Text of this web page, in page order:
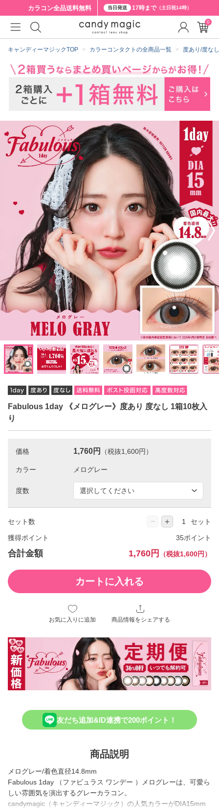
カラコン全品送料無料 当日発送 17時まで（土日祝14時）
キャンディーマジックTOP カラーコンタクトの全商品一覧 度あり/度な
Fabulous 1day 《メログレー》度あり 度なし 1箱10枚入
り
価格 1,760円 （税抜1,600円）
カラー
度数
セット数 − ＋ セット
獲得ポイント 35ポイント
合計金額 1,760円 （税抜1,600円）
カートに入れる
お気に入りに追加 商品情報をシェアする
友だち追加&ID連携で200ポイント！
商品説明
メログレー/着色直径14.8mm
Fabulous 1day （ファビュラス ワンデー ）メログレーは、可愛ら
しい雰囲気を演出するグレーカラコン。
candymagic（キャンディーマジック）の人気カラーがDIA15mm
0
クーポン詳細